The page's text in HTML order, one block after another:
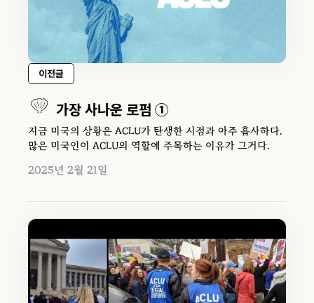
이전글
가장 사나운 로펌 ①
지금 미국의 상황은 ACLU가 탄생한 시점과 아주 흡사하다.
많은 미국인이 ACLU의 역할에 주목하는 이유가 그거다.
2025년 2월 21일